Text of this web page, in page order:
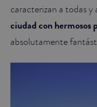
caracterizan a todas y
ciudad con hermosos
absolutamente